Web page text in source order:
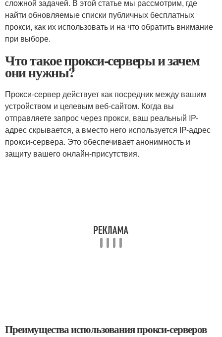
сложной задачей. В этой статье мы рассмотрим, где
найти обновляемые списки публичных бесплатных
прокси, как их использовать и на что обратить внимание
при выборе.
Что такое прокси-серверы и зачем
они нужны?
Прокси-сервер действует как посредник между вашим
устройством и целевым веб-сайтом. Когда вы
отправляете запрос через прокси, ваш реальный IP-
адрес скрывается, а вместо него используется IP-адрес
прокси-сервера. Это обеспечивает анонимность и
защиту вашего онлайн-присутствия.
Преимущества использования прокси-серверов